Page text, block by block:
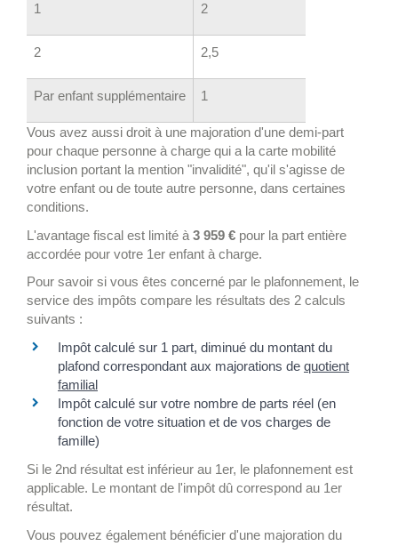
1 2
2 2,5
Par enfant supplémentaire 1
Vous avez aussi droit à une majoration d'une demi-part
pour chaque personne à charge qui a la carte mobilité
inclusion portant la mention "invalidité", qu'il s'agisse de
votre enfant ou de toute autre personne, dans certaines
conditions.
L'avantage fiscal est limité à 3 959 € pour la part entière
accordée pour votre 1er enfant à charge.
Pour savoir si vous êtes concerné par le plafonnement, le
service des impôts compare les résultats des 2 calculs
suivants :
Impôt calculé sur 1 part, diminué du montant du
plafond correspondant aux majorations de quotient
familial
Impôt calculé sur votre nombre de parts réel (en
fonction de votre situation et de vos charges de
famille)
Si le 2nd résultat est inférieur au 1er, le plafonnement est
applicable. Le montant de l'impôt dû correspond au 1er
résultat.
Vous pouvez également bénéficier d'une majoration du